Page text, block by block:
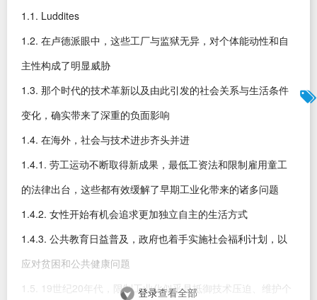
1.1. Luddites
1.2. 在卢德派眼中，这些工厂与监狱无异，对个体能动性和自
主性构成了明显威胁
1.3. 那个时代的技术革新以及由此引发的社会关系与生活条件
变化，确实带来了深重的负面影响
1.4. 在海外，社会与技术进步齐头并进
1.4.1. 劳工运动不断取得新成果，最低工资法和限制雇用童工
的法律出台，这些都有效缓解了早期工业化带来的诸多问题
1.4.2. 女性开始有机会追求更加独立自主的生活方式
1.4.3. 公共教育日益普及，政府也着手实施社会福利计划，以
应对贫困和公共健康问题
1.5. 19世纪20年代，限制工业化似乎是抵御技术压迫、维护个
登录查看全部